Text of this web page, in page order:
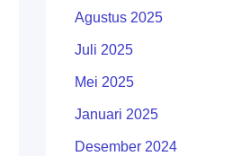
Agustus 2025
Juli 2025
Mei 2025
Januari 2025
Desember 2024